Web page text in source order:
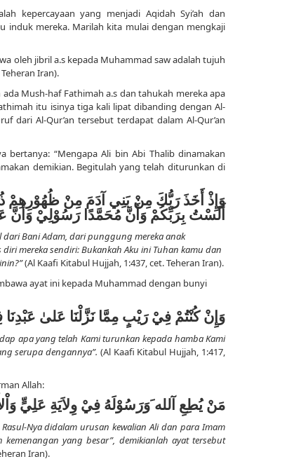
kepercayaan yang menjadi Aqidah Syi’ah dan
induk mereka. Marilah kita mulai dengan mengkaji
oleh jibril a.s kepada Muhammad saw adalah tujuh
Iran).
Mush-haf Fathimah a.s dan tahukah mereka apa
itu isinya tiga kali lipat dibanding dengan Al-
dari Al-Qur’an tersebut terdapat dalam Al-Qur’an
bertanya: “Mengapa Ali bin Abi Thalib dinamakan
demikian. Begitulah yang telah diturunkan di
وَإِذْ أَخَذَ رَبُّكَ مِنْ بَنِي آدَمَ مِنْ ظُهُوْرِهِمْ
أَلَسْتُ بِرَبِّكُمْ وَأَنَّ مُحَمَّدًا رَسُوْلِيْ وَأَنَّ
Bani Adam, dari punggung mereka anak
mereka sendiri: Bukankah Aku ini Tuhan kamu dan
(Al Kaafi Kitabul Hujjah, 1:437, cet. Teheran Iran).
ayat ini kepada Muhammad dengan bunyi
وَإِنْ كُنْتُمْ فِيْ رَيْبٍ مِمَّا نَزَّلْنَا عَلىٰ
apa yang telah Kami turunkan kepada hamba Kami
serupa dengannya”. (Al Kaafi Kitabul Hujjah, 1:417,
Allah:
مَنْ يُطِعِ آلله َوَرَسُوْلَهُ فِيْ وِلاَيَةِ عَلِيٍّ
Nya didalam urusan kewalian Ali dan para Imam
yang besar”, demikianlah ayat tersebut
Iran).